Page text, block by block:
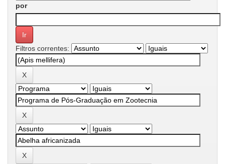
por
Filtros correntes: